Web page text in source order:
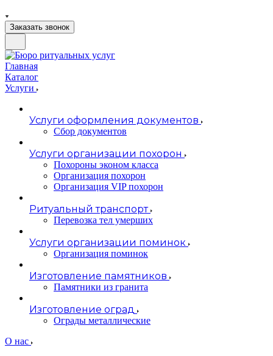
Заказать звонок
Главная
Каталог
Услуги
Услуги оформления документов
Сбор документов
Услуги организации похорон
Похороны эконом класса
Организация похорон
Организация VIP похорон
Ритуальный транспорт
Перевозка тел умерших
Услуги организации поминок
Организация поминок
Изготовление памятников
Памятники из гранита
Изготовление оград
Ограды металлические
О нас